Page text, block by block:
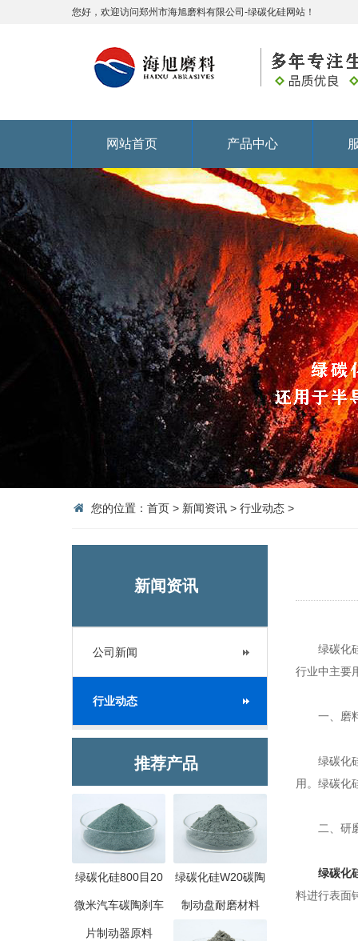
您好，欢迎访问郑州市海旭磨料有限公司-绿碳化硅网站！
网站首页 产品中心
您的位置： 首页 > 新闻资讯 > 行业动态 >
新闻资讯
公司新闻
行业动态
推荐产品
绿碳化硅800目20
微米汽车碳陶刹车
片制动器原料
绿碳化硅W20碳陶
制动盘耐磨材料
绿碳化
行业中主要
一、磨料
绿碳化硅
用。绿碳化
二、研
绿碳化
料进行表面